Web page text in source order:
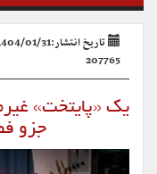
تاریخ انتشار:1404/01/31 - 14:17
207765
یک «پایتخت»
جزو